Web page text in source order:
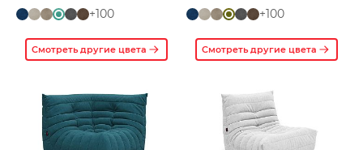
+100
Смотреть другие цвета
+100
Смотреть другие цвета